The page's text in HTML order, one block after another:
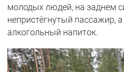
молодых людей, на заднем
непристёгнутый пассажир, а
алкогольный напиток.